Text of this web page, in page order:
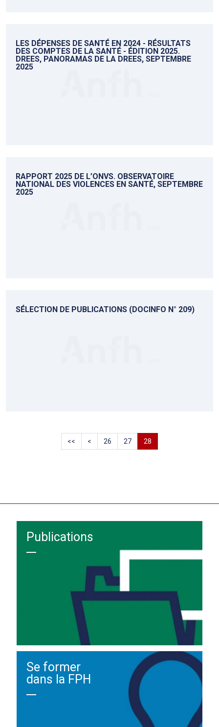
LES DÉPENSES DE SANTÉ EN 2024 - RÉSULTATS
DES COMPTES DE LA SANTÉ - ÉDITION 2025.
DREES, PANORAMAS DE LA DREES, SEPTEMBRE
2025
RAPPORT 2025 DE L’ONVS. OBSERVATOIRE
NATIONAL DES VIOLENCES EN SANTÉ, SEPTEMBRE
2025
SÉLECTION DE PUBLICATIONS (DOCINFO N° 209)
<< < 26 27 28
Publications
Se former
dans la FPH